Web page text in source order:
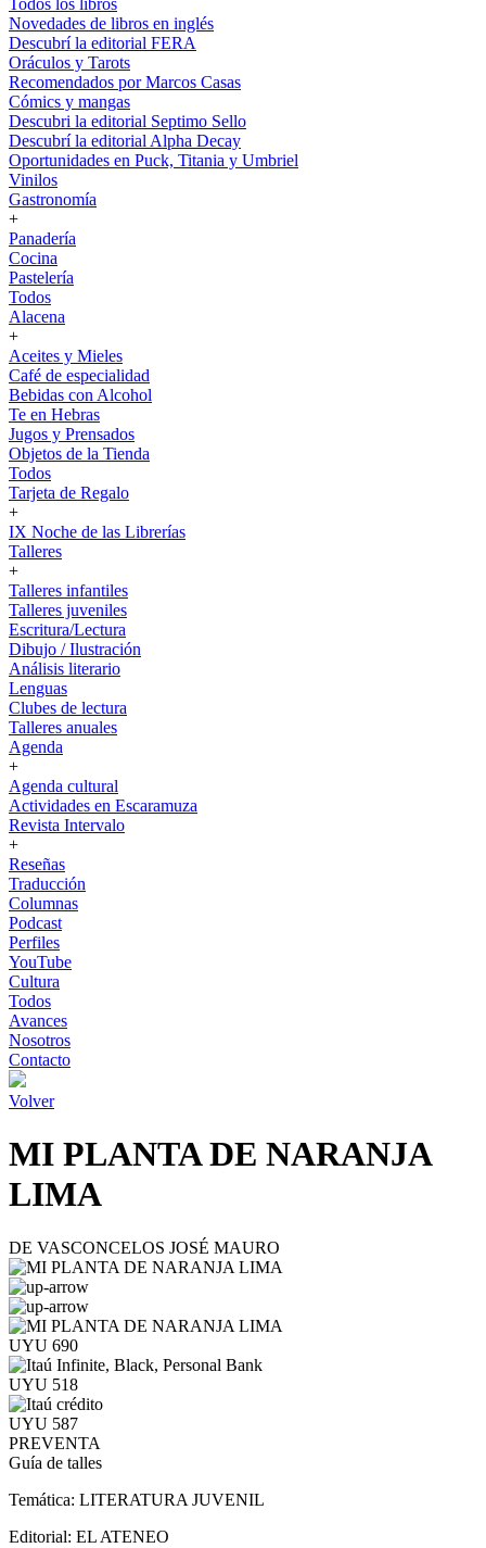
Todos los libros
Novedades de libros en inglés
Descubrí la editorial FERA
Oráculos y Tarots
Recomendados por Marcos Casas
Cómics y mangas
Descubri la editorial Septimo Sello
Descubrí la editorial Alpha Decay
Oportunidades en Puck, Titania y Umbriel
Vinilos
Gastronomía
+
Panadería
Cocina
Pastelería
Todos
Alacena
+
Aceites y Mieles
Café de especialidad
Bebidas con Alcohol
Te en Hebras
Jugos y Prensados
Objetos de la Tienda
Todos
Tarjeta de Regalo
+
IX Noche de las Librerías
Talleres
+
Talleres infantiles
Talleres juveniles
Escritura/Lectura
Dibujo / Ilustración
Análisis literario
Lenguas
Clubes de lectura
Talleres anuales
Agenda
+
Agenda cultural
Actividades en Escaramuza
Revista Intervalo
+
Reseñas
Traducción
Columnas
Podcast
Perfiles
YouTube
Cultura
Todos
Avances
Nosotros
Contacto
Volver
MI PLANTA DE NARANJA
LIMA
DE VASCONCELOS JOSÉ MAURO
UYU 690
UYU 518
UYU 587
PREVENTA
Guía de talles
Temática: LITERATURA JUVENIL
Editorial: EL ATENEO